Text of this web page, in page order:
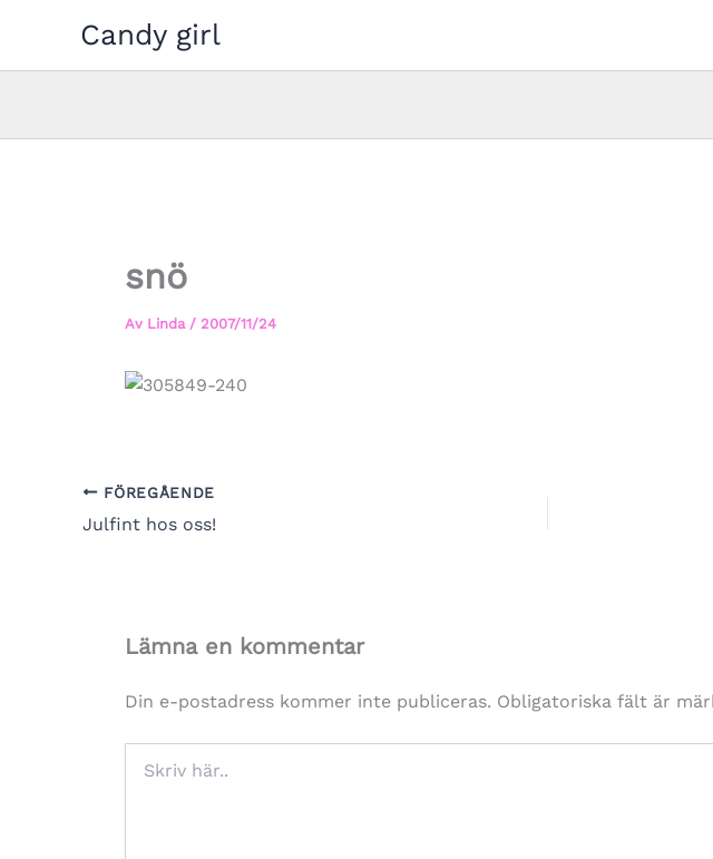
innehåll
Candy girl
snö
Av Linda / 2007/11/24
FÖREGÅENDE
Julfint hos oss!
Lämna en kommentar
Din e-postadress kommer inte publiceras. Obligatoriska fält är
här..